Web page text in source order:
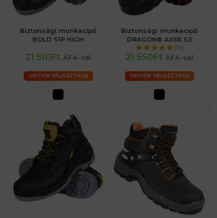
Biztonsági munkacipő
BOLD S1P HIGH
21 510Ft ÁFA-val
OPCIÓK VÁLASZTÁSA
Biztonsági munkacipő
DRAGON® AXER S3
(1x)
21 550Ft ÁFA-val
OPCIÓK VÁLASZTÁSA